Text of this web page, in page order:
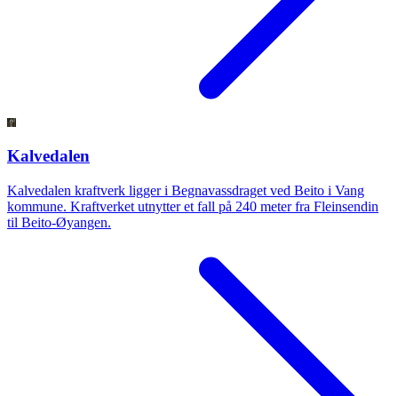
Kalvedalen
Kalvedalen kraftverk ligger i Begnavassdraget ved Beito i Vang
kommune. Kraftverket utnytter et fall på 240 meter fra Fleinsendin
til Beito-Øyangen.